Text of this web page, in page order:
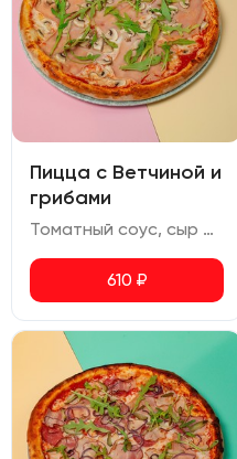
Пицца с Ветчиной и
грибами
Томатный соус, сыр моцарелла, ветчина, шампиньоны, руккола, орегано
610 ₽